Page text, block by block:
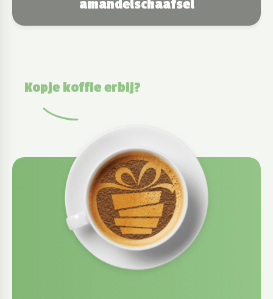
amandelschaafsel
Kopje koffie erbij?